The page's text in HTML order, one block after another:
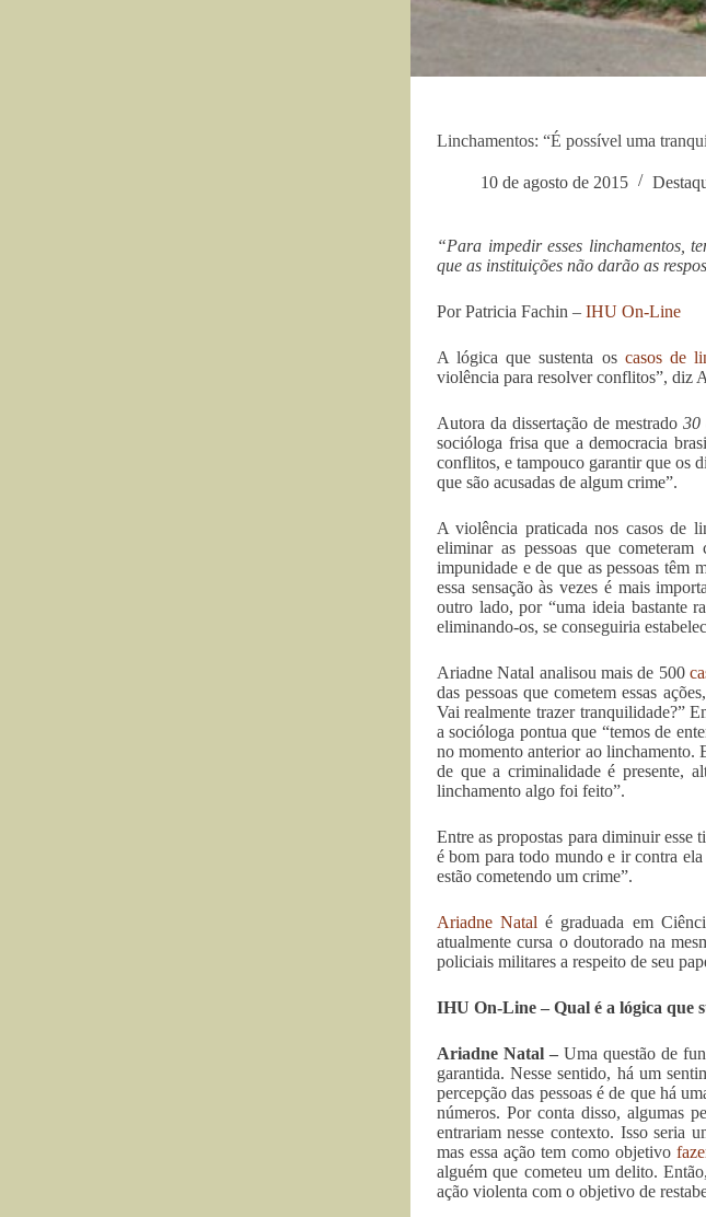
Linchamentos: “É possível uma
10 de agosto de 2015
“Para impedir esses linchamentos,
que as instituições não darão as
Por Patricia Fachin – IHU On-Line
A lógica que sustenta os casos de
violência para resolver conflitos”, diz
Autora da dissertação de mestrado30
socióloga frisa que a democracia
conflitos, e tampouco garantir que os
que são acusadas de algum crime”.
A violência praticada nos casos de
eliminar as pessoas que
impunidade e de que as pessoas têm
essa sensação às vezes é mais
outro lado, por “uma ideia bastante
eliminando-os, se conseguiria
Ariadne Natal analisou mais de 500
das pessoas que cometem essas
Vai realmente trazer tranquilidade?”
a socióloga pontua que “temos de
no momento anterior ao linchamento.
de que a criminalidade é presente,
linchamento algo foi feito”.
Entre as propostas para diminuir
é bom para todo mundo e ir contra
estão cometendo um crime”.
Ariadne Natalé graduada em
atualmente cursa o doutorado na
policiais militares a respeito de seu
IHU On-Line – Qual é a lógica que
Ariadne Natal –Uma questão de
garantida. Nesse sentido, há um
percepção das pessoas é de que há
números. Por conta disso, algumas
entrariam nesse contexto. Isso seria
mas essa ação tem como objetivo
alguém que cometeu um delito.
ação violenta com o objetivo de